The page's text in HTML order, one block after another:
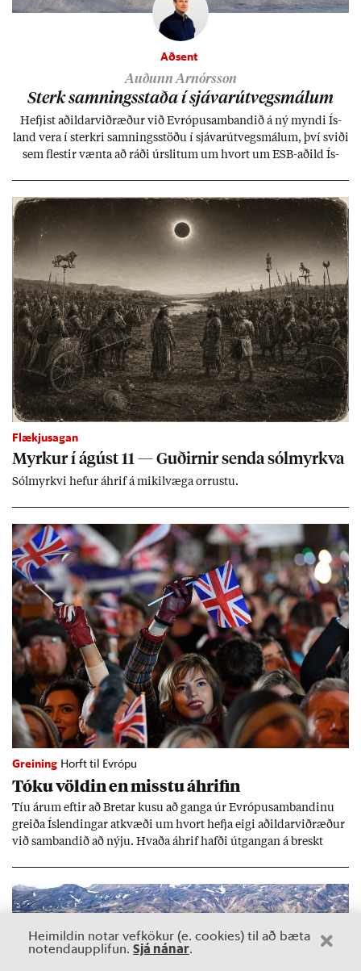
Aðsent
Auðunn Arnórsson
Sterk samn­ings­staða í sjáv­ar­út­vegs­mál­um
Hefj­ist að­ild­ar­við­ræð­ur við Evr­ópu­sam­band­ið á ný myndi Ís­
land vera í sterkri samn­ings­stöðu í sjáv­ar­út­vegs­mál­um, því sviði
sem flest­ir vænta að ráði úr­slit­um um hvort um ESB-að­ild Ís­
kerfi, en sveigj­an­leiki til lausna er um­tals­verð­ur.
Flækjusagan
Myrk­ur í ág­úst 11 — Guð­irn­ir senda sól­myrkva
Sól­myrkvi hef­ur áhrif á mik­il­væga orr­ustu.
Greining Horft til Evrópu
Tóku völd­in en misstu áhrif­in
Tíu ár­um eft­ir að Bret­ar kusu að ganga úr Evr­ópu­sam­band­inu
greiða Ís­lend­ing­ar at­kvæði um hvort hefja eigi að­ild­ar­við­ræð­ur
við sam­band­ið að nýju. Hvaða áhrif hafði út­gang­an á breskt
Heimildin notar vefkökur (e. cookies) til að bæta
notendaupplifun. Sjá nánar.